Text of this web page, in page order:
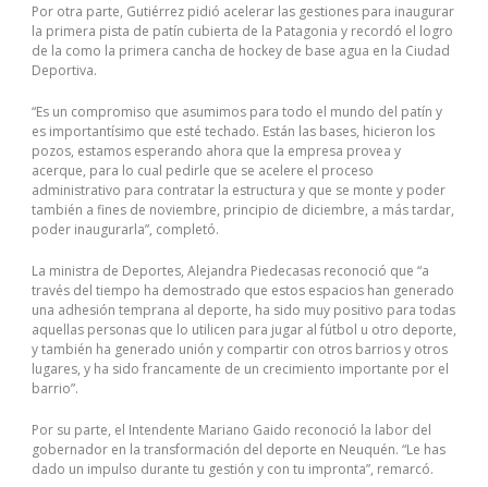
Por otra parte, Gutiérrez pidió acelerar las gestiones para inaugurar
la primera pista de patín cubierta de la Patagonia y recordó el logro
de la como la primera cancha de hockey de base agua en la Ciudad
Deportiva.
“Es un compromiso que asumimos para todo el mundo del patín y
es importantísimo que esté techado. Están las bases, hicieron los
pozos, estamos esperando ahora que la empresa provea y
acerque, para lo cual pedirle que se acelere el proceso
administrativo para contratar la estructura y que se monte y poder
también a fines de noviembre, principio de diciembre, a más tardar,
poder inaugurarla”, completó.
La ministra de Deportes, Alejandra Piedecasas reconoció que “a
través del tiempo ha demostrado que estos espacios han generado
una adhesión temprana al deporte, ha sido muy positivo para todas
aquellas personas que lo utilicen para jugar al fútbol u otro deporte,
y también ha generado unión y compartir con otros barrios y otros
lugares, y ha sido francamente de un crecimiento importante por el
barrio”.
Por su parte, el Intendente Mariano Gaido reconoció la labor del
gobernador en la transformación del deporte en Neuquén. “Le has
dado un impulso durante tu gestión y con tu impronta”, remarcó.